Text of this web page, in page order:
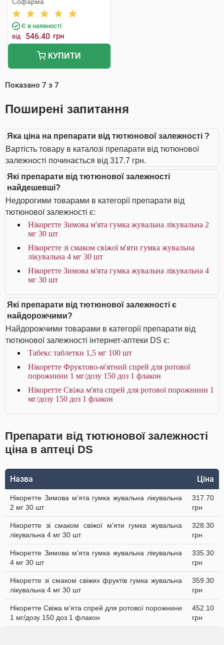
Є в наявності
від 546.40 грн
КУПИТИ
Показано 7 з 7
Поширені запитання
Яка ціна на препарати від тютюнової залежності ?
Вартість товару в каталозі препарати від тютюнової
залежності починається від 317.7 грн.
Які препарати від тютюнової залежності
найдешевші?
Недорогими товарами в категорії препарати від
тютюнової залежності є:
Нікоретте Зимова м'ята гумка жувальна лікувальна 2
мг 30 шт
Нікоретте зі смаком свіжої м'яти гумка жувальна
лікувальна 4 мг 30 шт
Нікоретте Зимова м'ята гумка жувальна лікувальна 4
мг 30 шт
Які препарати від тютюнової залежності є
найдорожчими?
Найдорожчими товарами в категорії препарати від
тютюнової залежності інтернет-аптеки DS є:
Табекс таблетки 1,5 мг 100 шт
Нікоретте Фруктово-м'ятний спрей для ротової
порожнини 1 мг/дозу 150 доз 1 флакон
Нікоретте Свіжа м'ята спрей для ротової порожнини 1
мг/дозу 150 доз 1 флакон
Препарати від тютюнової залежності
ціна в аптеці DS
Назва Ціна
Нікоретте Зимова м'ята гумка жувальна лікувальна
2 мг 30 шт
317.70
грн
Нікоретте зі смаком свіжої м'яти гумка жувальна
лікувальна 4 мг 30 шт
328.30
грн
Нікоретте Зимова м'ята гумка жувальна лікувальна
4 мг 30 шт
335.30
грн
Нікоретте зі смаком свіжих фруктів гумка жувальна
лікувальна 4 мг 30 шт
359.30
грн
Нікоретте Свіжа м'ята спрей для ротової порожнини
1 мг/дозу 150 доз 1 флакон
452.10
грн